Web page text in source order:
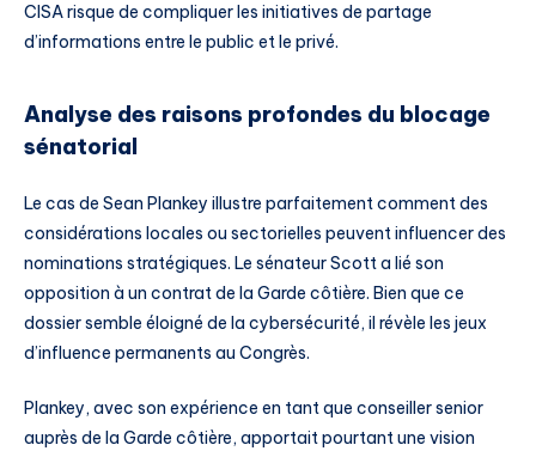
CISA risque de compliquer les initiatives de partage
d’informations entre le public et le privé.
Analyse des raisons profondes du blocage
sénatorial
Le cas de Sean Plankey illustre parfaitement comment des
considérations locales ou sectorielles peuvent influencer des
nominations stratégiques. Le sénateur Scott a lié son
opposition à un contrat de la Garde côtière. Bien que ce
dossier semble éloigné de la cybersécurité, il révèle les jeux
d’influence permanents au Congrès.
Plankey, avec son expérience en tant que conseiller senior
auprès de la Garde côtière, apportait pourtant une vision